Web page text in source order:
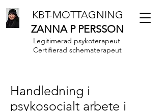
KBT-MOTTAGNING
ZANNA P PERSSON
Legitimerad psykoterapeut
Certifierad schematerapeut
Handledning i
psykosocialt arbete i